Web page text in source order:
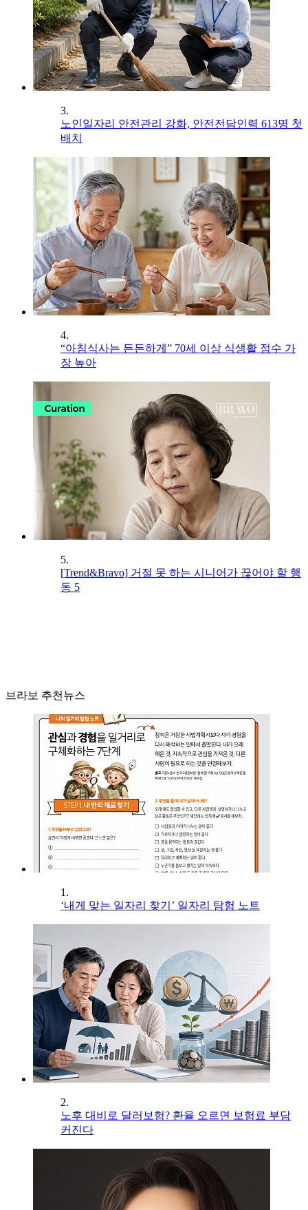
3.
노인일자리 안전관리 강화, 안전전담인력 613명 첫
배치
4.
“아침식사는 든든하게” 70세 이상 식생활 점수 가
장 높아
5.
[Trend&Bravo] 거절 못 하는 시니어가 끊어야 할 행
동 5
브라보 추천뉴스
1.
‘내게 맞는 일자리 찾기’ 일자리 탐험 노트
2.
노후 대비로 달러보험? 환율 오르면 보험료 부담
커진다